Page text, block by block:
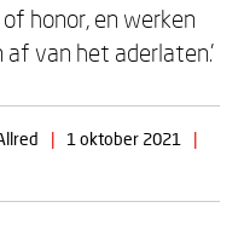
honor, en werken
van het aderlaten.’
| 1 oktober 2021
|